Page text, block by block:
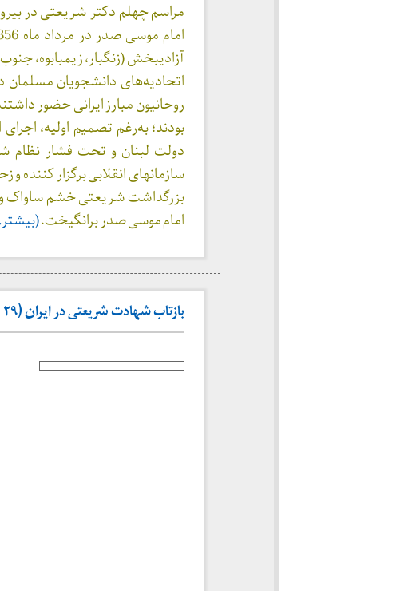
مراسم چهلم دکتر شریعتی در
آزادیبخش (زنگبار، زیمبابوه،
اتحادیه‌های دانشجویان مسلمان
روحانیون مبارز ایرانی حضور
بودند؛ به‌‌رغم تصمیم اولیه،
دولت لبنان و تحت فشار نظام
سازمانهای انقلابی برگزار کننده
بزرگداشت شریعتی خشم ساواک و
امام موسی صدر برانگیخت.
بازتاب شهادت شریعتی در ایران (۲۹ خرداد تا ۱۵ مرداد ۱۳۵۶)